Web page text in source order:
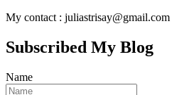
My contact : juliastrisay@gmail.com
Subscribed My Blog
Name